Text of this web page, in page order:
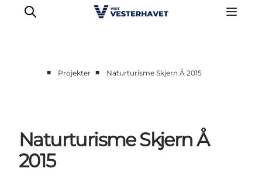
Projekter
Medlemskab
Nyheder
■ Projekter ■ Naturturisme Skjern Å 2015
Naturturisme Skjern Å
2015